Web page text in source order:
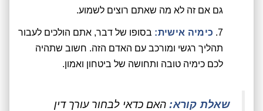
גם אם זה לא מה שאתם רוצים לשמוע.
כימיה אישית: בסופו של דבר, אתם הולכים לעבור
תהליך רגשי ומורכב עם האדם הזה. חשוב שתהיה
לכם כימיה טובה ותחושה של ביטחון ואמון.
שאלת קורא: האם כדאי לבחור עורך דין